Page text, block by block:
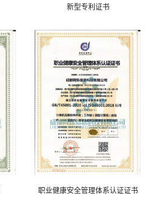
新型专利证书
职业健康安全管理体系认证证书